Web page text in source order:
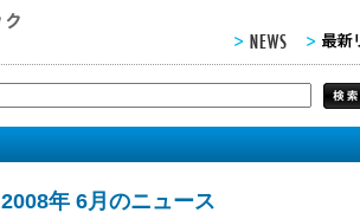
2008年 6月のニュース